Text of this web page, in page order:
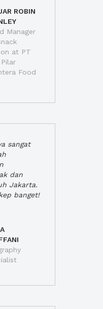
ROBIN
Manager
at PT
Food
sangat
dan
Jakarta.
banget!